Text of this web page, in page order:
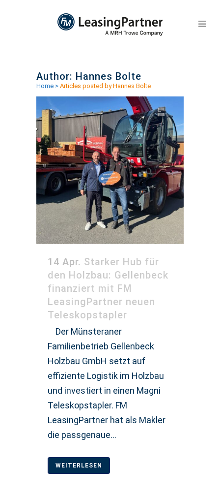
Author: Hannes Bolte
Home > Articles posted by Hannes Bolte
14 Apr. Starker Hub für
den Holzbau: Gellenbeck
finanziert mit FM
LeasingPartner neuen
Teleskopstapler
Der Münsteraner
Familienbetrieb Gellenbeck
Holzbau GmbH setzt auf
effiziente Logistik im Holzbau
und investiert in einen Magni
Teleskopstapler. FM
LeasingPartner hat als Makler
die passgenaue...
WEITERLESEN